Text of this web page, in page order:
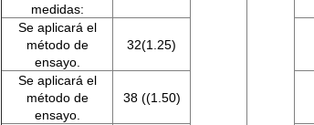
medidas:
Se aplicará el
método de
ensayo.
32(1.25)
Se aplicará el
método de
ensayo.
38 ((1.50)